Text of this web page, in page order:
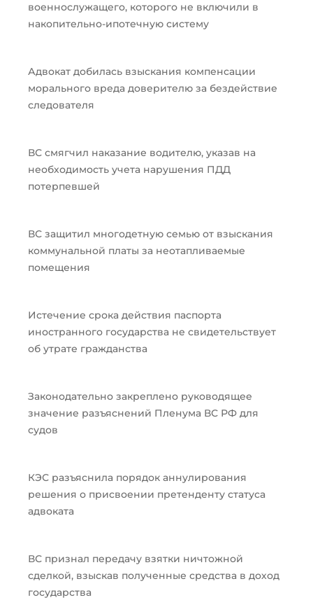
военнослужащего, которого не включили в
накопительно-ипотечную систему
Адвокат добилась взыскания компенсации
морального вреда доверителю за бездействие
следователя
ВС смягчил наказание водителю, указав на
необходимость учета нарушения ПДД
потерпевшей
ВС защитил многодетную семью от взыскания
коммунальной платы за неотапливаемые
помещения
Истечение срока действия паспорта
иностранного государства не свидетельствует
об утрате гражданства
Законодательно закреплено руководящее
значение разъяснений Пленума ВС РФ для
судов
КЭС разъяснила порядок аннулирования
решения о присвоении претенденту статуса
адвоката
ВС признал передачу взятки ничтожной
сделкой, взыскав полученные средства в доход
государства